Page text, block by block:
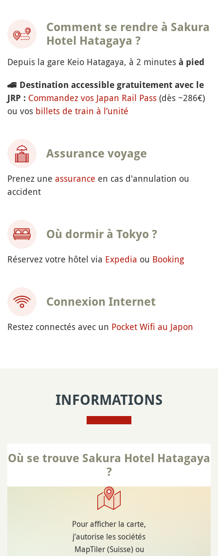
Comment se rendre à Sakura
Hotel Hatagaya ?
Depuis la gare Keio Hatagaya, à 2 minutes à pied
🚄 Destination accessible gratuitement avec le
JRP : Commandez vos Japan Rail Pass (dès ~286€)
ou vos billets de train à l’unité
Assurance voyage
Prenez une assurance en cas d'annulation ou
accident
Où dormir à Tokyo ?
Réservez votre hôtel via Expedia ou Booking
Connexion Internet
Restez connectés avec un Pocket Wifi au Japon
INFORMATIONS
Où se trouve Sakura Hotel Hatagaya
?
Pour afficher la carte,
j’autorise les sociétés
MapTiler (Suisse) ou